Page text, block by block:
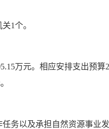
关1个。
万元。相应安排支出预算
。
务以及承担 自然资源事业